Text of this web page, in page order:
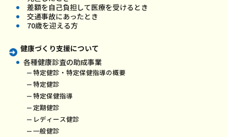
差額を自己負担して医療を受けるとき
交通事故にあったとき
70歳を迎える方
健康づくり支援について
各種健康診査の助成事業
特定健診・特定保健指導の概要
特定健診
特定保健指導
定期健診
レディース健診
一般健診